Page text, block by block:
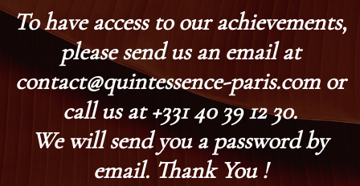
To have access to our achievements,
please send us an email at
contact@quintessence-paris.com or
call us at +331 40 39 12 30.
We will send you a password by
email. Thank You !